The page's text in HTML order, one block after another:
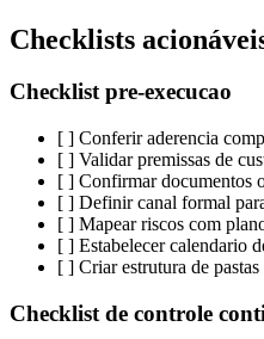
Checklists
Checklist pre-execucao
[ ] Conferir aderencia
[ ] Validar premissas de
[ ] Confirmar documentos
[ ] Definir canal formal
[ ] Mapear riscos com
[ ] Estabelecer calendario
[ ] Criar estrutura de
Checklist de controle